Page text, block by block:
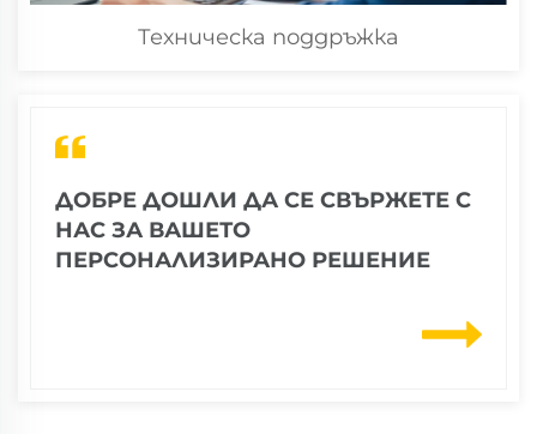
Техническа поддръжка
ДОБРЕ ДОШЛИ ДА СЕ СВЪРЖЕТЕ С
НАС ЗА ВАШЕТО
ПЕРСОНАЛИЗИРАНО РЕШЕНИЕ